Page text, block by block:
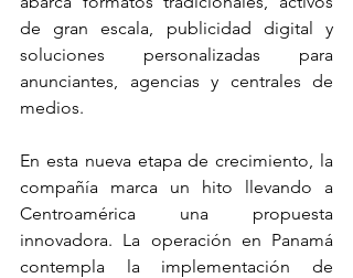
de gran escala, publicidad digital y
soluciones personalizadas para
anunciantes, agencias y centrales de
medios.
En esta nueva etapa de crecimiento, la
compañía marca un hito llevando a
Centroamérica una propuesta
innovadora. La operación en Panamá
contempla la implementación de